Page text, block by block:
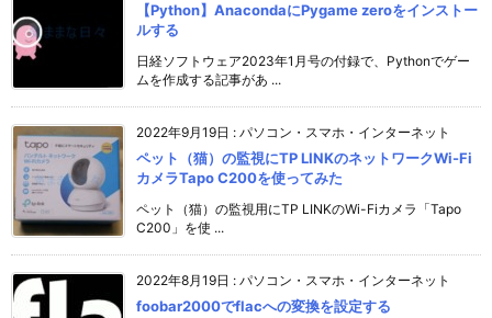
【Python】AnacondaにPygame zeroをインストー
ルする
日経ソフトウェア2023年1月号の付録で、Pythonでゲー
ムを作成する記事があ ...
2022年9月19日 : パソコン・スマホ・インターネット
ペット（猫）の監視にTP LINKのネットワークWi-Fi
カメラTapo C200を使ってみた
ペット（猫）の監視用にTP LINKのWi-Fiカメラ「Tapo
C200」を使 ...
2022年8月19日 : パソコン・スマホ・インターネット
foobar2000でflacへの変換を設定する